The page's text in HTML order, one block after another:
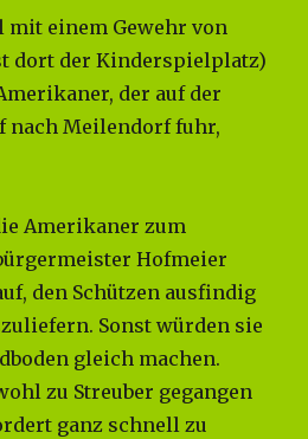
mit einem Gewehr von
dort der Kinderspielplatz)
der auf der
nach Meilendorf fuhr,
Amerikaner zum
Hofmeier
den Schützen ausfindig
Sonst würden sie
gleich machen.
zu Streuber gegangen
ganz schnell zu